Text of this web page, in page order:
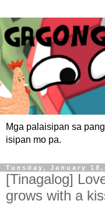
Mga palaisipan sa
isipan mo pa.
Tuesday, January 18,
[Tinagalog]
grows with a